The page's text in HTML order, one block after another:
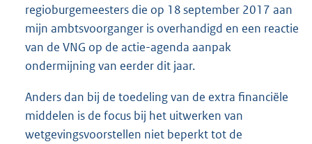
regioburgemeesters die op 18 september 2017 aan
mijn ambtsvoorganger is overhandigd en een reactie
van de VNG op de actie-agenda aanpak
ondermijning van eerder dit jaar.
Anders dan bij de toedeling van de extra financiële
middelen is de focus bij het uitwerken van
wetgevingsvoorstellen niet beperkt tot de